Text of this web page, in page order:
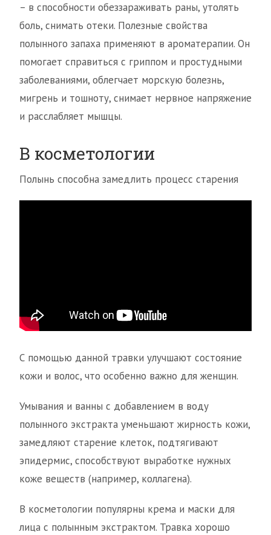
– в способности обеззараживать раны, утолять
боль, снимать отеки. Полезные свойства
полынного запаха применяют в ароматерапии. Он
помогает справиться с гриппом и простудными
заболеваниями, облегчает морскую болезнь,
мигрень и тошноту, снимает нервное напряжение
и расслабляет мышцы.
В косметологии
Полынь способна замедлить процесс старения
С помощью данной травки улучшают состояние
кожи и волос, что особенно важно для женщин.
Умывания и ванны с добавлением в воду
полынного экстракта уменьшают жирность кожи,
замедляют старение клеток, подтягивают
эпидермис, способствуют выработке нужных
коже веществ (например, коллагена).
В косметологии популярны крема и маски для
лица с полынным экстрактом. Травка хорошо